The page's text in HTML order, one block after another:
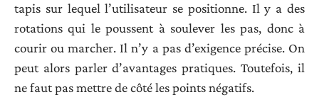
tapis sur lequel l’utilisateur se positionne. Il y a des
rotations qui le poussent à soulever les pas, donc à
courir ou marcher. Il n’y a pas d’exigence précise. On
peut alors parler d’avantages pratiques. Toutefois, il
ne faut pas mettre de côté les points négatifs.